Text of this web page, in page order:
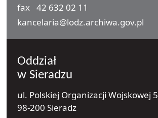
fax 42 632 02 11
e-mail
kancelaria@lodz.archiwa.gov.pl
Oddział
w Sieradzu
ul. Polskiej Organizacji Wojskowej 5
98-200 Sieradz